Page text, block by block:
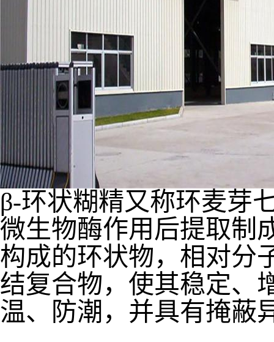
β-环状糊精又称环麦芽
微生物酶作用后提取制
构成的环状物，相对分
结复合物，使其稳定、
温、防潮，并具有掩蔽